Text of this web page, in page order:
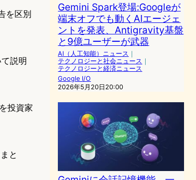
を区別
説明
投資家
と
Gemini Spark登場:Googleが
端末オフでも動くAIエージェ
ントを発表、Antigravity基盤
と9億ユーザーが武器
AI（人工知能）ニュース ｜
テクノロジーと社会ニュース ｜
テクノロジーと経済ニュース
Google I/O
2026年5月20日20:00